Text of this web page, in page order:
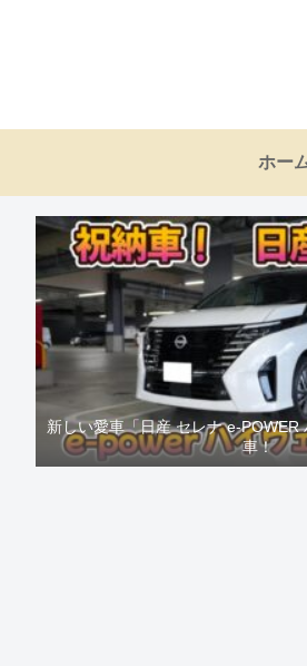
ホー
新しい愛車「日産 セレナ e-POWER
車！